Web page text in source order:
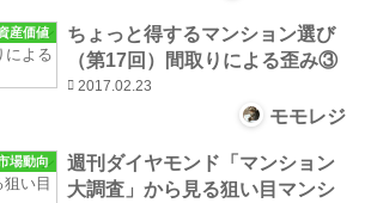
産価値
ちょっと得するマンション選び
（第17回）間取りによる歪み③
2017.02.23
モモレジ
場動向
週刊ダイヤモンド「マンション
大調査」から見る狙い目マンシ